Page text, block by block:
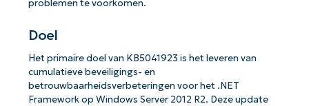
problemen te voorkomen.
Doel
Het primaire doel van KB5041923 is het leveren van
cumulatieve beveiligings- en
betrouwbaarheidsverbeteringen voor het .NET
Framework op Windows Server 2012 R2. Deze update